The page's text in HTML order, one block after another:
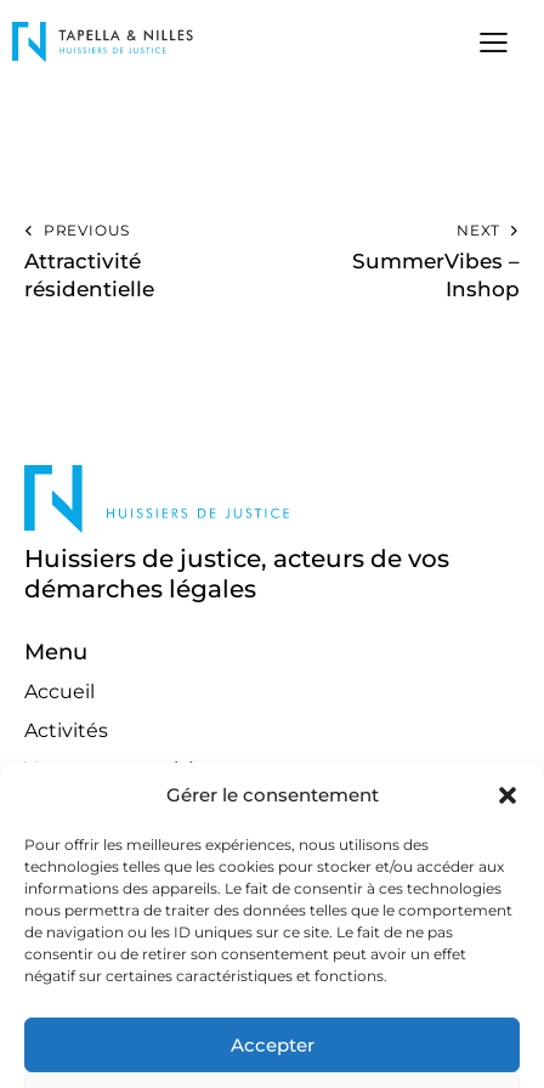
Gérer le consentement
Pour offrir les meilleures expériences, nous utilisons des
technologies telles que les cookies pour stocker et/ou accéder aux
informations des appareils. Le fait de consentir à ces technologies
nous permettra de traiter des données telles que le comportement
de navigation ou les ID uniques sur ce site. Le fait de ne pas
consentir ou de retirer son consentement peut avoir un effet
négatif sur certaines caractéristiques et fonctions.
Accepter
PREVIOUS
Attractivité
résidentielle
NEXT
SummerVibes –
Inshop
Huissiers de justice, acteurs de vos
démarches légales
Menu
Accueil
Activités
Ventes aux enchères
Compétences territoriales
Jeux concours
Liens
Contact
Contactez-nous